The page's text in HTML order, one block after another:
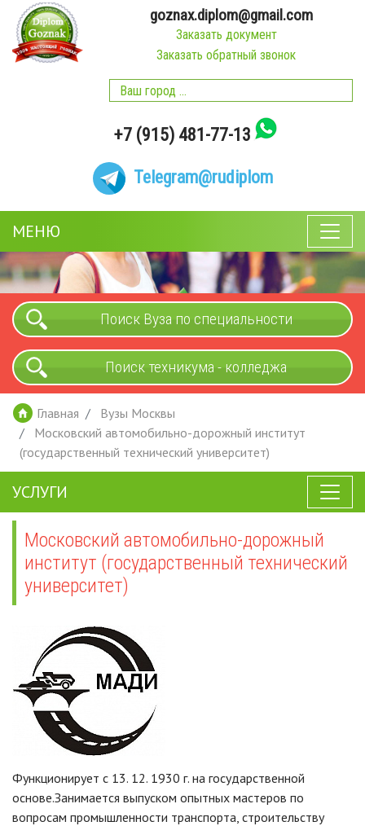
goznax.diplom@gmail.com
Заказать документ
Заказать обратный звонок
+7 (915) 481-77-13
Telegram@rudiplom
МЕНЮ
Поиск Вуза по специальности
Поиск техникума - колледжа
Главная
Вузы Москвы
Московский автомобильно-дорожный институт
(государственный технический университет)
УСЛУГИ
Московский автомобильно-дорожный
институт (государственный технический
университет)
Функционирует с 13. 12. 1930 г. на государственной
основе.Занимается выпуском опытных мастеров по
вопросам промышленности транспорта, строительству